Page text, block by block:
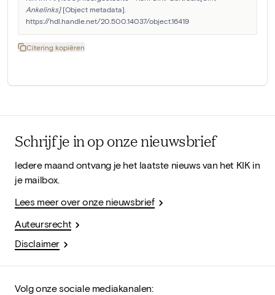
Ankelinks] [Object metadata].
https://hdl.handle.net/20.500.14037/object.16419
Citering kopiëren
Schrijf je in op onze nieuwsbrief
Iedere maand ontvang je het laatste nieuws van het KIK in
je mailbox.
Lees meer over onze nieuwsbrief
Auteursrecht
Disclaimer
Volg onze sociale mediakanalen: